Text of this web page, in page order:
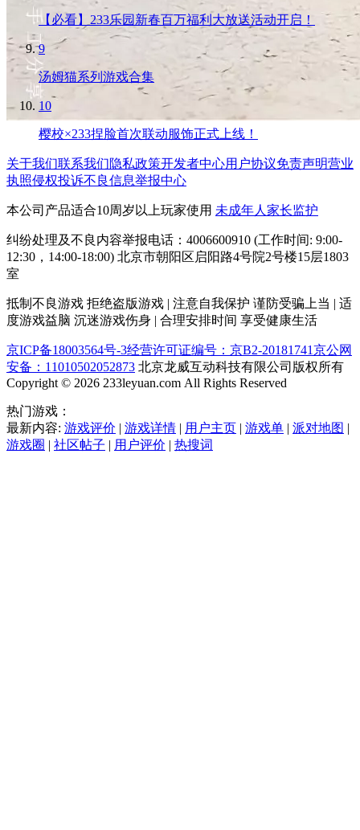
【必看】233乐园新春百万福利大放送活动开启！
9
汤姆猫系列游戏合集
10
樱校×233捏脸首次联动服饰正式上线！
关于我们联系我们隐私政策开发者中心用户协议免责声明营业
执照侵权投诉不良信息举报中心
本公司产品适合10周岁以上玩家使用 未成年人家长监护
纠纷处理及不良内容举报电话：4006600910 (工作时间: 9:00-
12:30，14:00-18:00) 北京市朝阳区启阳路4号院2号楼15层1803
室
抵制不良游戏 拒绝盗版游戏 | 注意自我保护 谨防受骗上当 | 适
度游戏益脑 沉迷游戏伤身 | 合理安排时间 享受健康生活
京ICP备18003564号-3经营许可证编号：京B2-20181741京公网
安备：11010502052873 北京龙威互动科技有限公司版权所有
Copyright © 2026 233leyuan.com All Rights Reserved
热门游戏：
最新内容: 游戏评价 | 游戏详情 | 用户主页 | 游戏单 | 派对地图 |
游戏圈 | 社区帖子 | 用户评价 | 热搜词